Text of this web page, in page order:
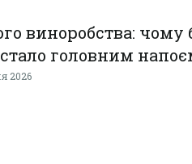
виноробства: чому
головним
2026